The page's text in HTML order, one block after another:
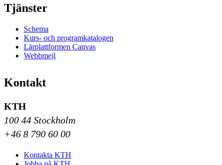
Tjänster
Schema
Kurs- och programkatalogen
Lärplattformen Canvas
Webbmejl
Kontakt
KTH
100 44 Stockholm
+46 8 790 60 00
Kontakta KTH